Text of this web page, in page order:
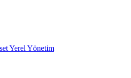
Yerel Yönetim